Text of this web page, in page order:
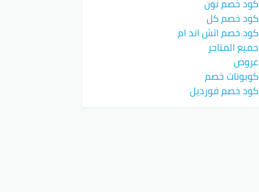
كود خصم كل
كود خصم اتش اند ام
جميع المتاجر
عروض
كوبونات خصم
كود خصم فورديل